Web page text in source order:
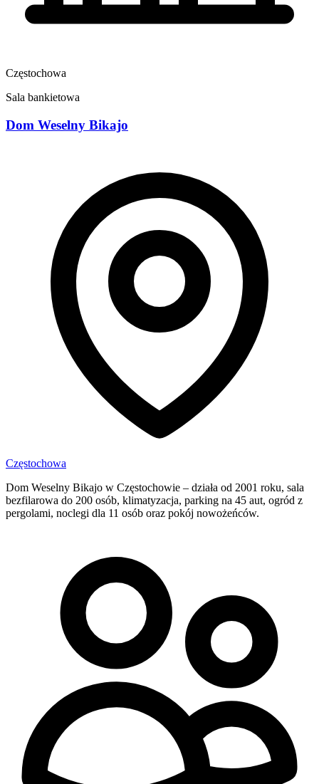
Częstochowa
Sala bankietowa
Dom Weselny Bikajo
Częstochowa
Dom Weselny Bikajo w Częstochowie – działa od 2001 roku, sala
bezfilarowa do 200 osób, klimatyzacja, parking na 45 aut, ogród z
pergolami, noclegi dla 11 osób oraz pokój nowożeńców.